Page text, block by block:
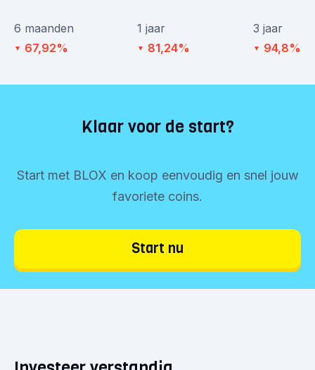
6 maanden
▼ 67,92%
1 jaar
▼ 81,24%
3 jaar
▼ 94,8%
Klaar voor de start?
Start met BLOX en koop eenvoudig en snel jouw
favoriete coins.
Start nu